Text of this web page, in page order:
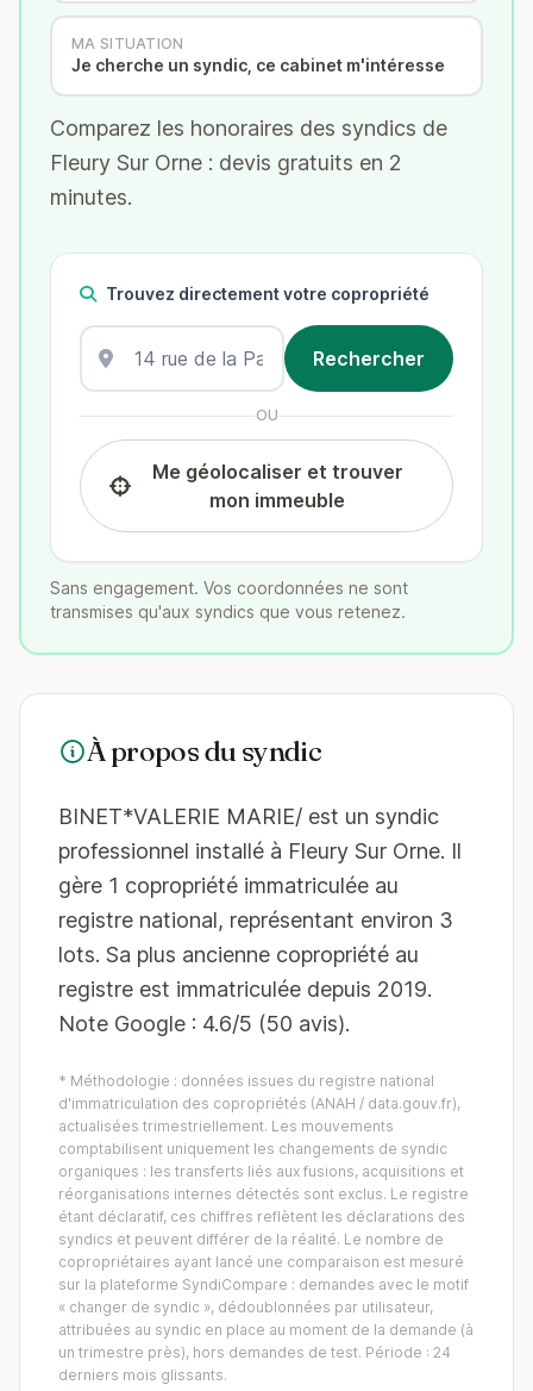
MA SITUATION
Je cherche un syndic, ce cabinet m'intéresse
Comparez les honoraires des syndics de
Fleury Sur Orne : devis gratuits en 2
minutes.
Trouvez directement votre copropriété
OU
Me géolocaliser et trouver
mon immeuble
Sans engagement. Vos coordonnées ne sont
transmises qu'aux syndics que vous retenez.
À propos du syndic
BINET*VALERIE MARIE/ est un syndic
professionnel installé à Fleury Sur Orne. Il
gère 1 copropriété immatriculée au
registre national, représentant environ 3
lots. Sa plus ancienne copropriété au
registre est immatriculée depuis 2019.
Note Google : 4.6/5 (50 avis).
* Méthodologie : données issues du registre national
d'immatriculation des copropriétés (ANAH / data.gouv.fr),
actualisées trimestriellement. Les mouvements
comptabilisent uniquement les changements de syndic
organiques : les transferts liés aux fusions, acquisitions et
réorganisations internes détectés sont exclus. Le registre
étant déclaratif, ces chiffres reflètent les déclarations des
syndics et peuvent différer de la réalité. Le nombre de
copropriétaires ayant lancé une comparaison est mesuré
sur la plateforme SyndiCompare : demandes avec le motif
« changer de syndic », dédoublonnées par utilisateur,
attribuées au syndic en place au moment de la demande (à
un trimestre près), hors demandes de test. Période : 24
derniers mois glissants.